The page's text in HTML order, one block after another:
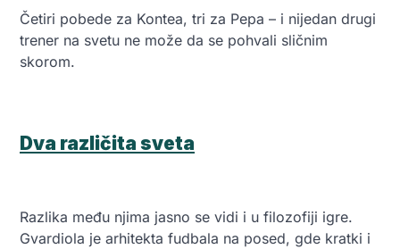
Četiri pobede za Kontea, tri za Pepa – i nijedan drugi
trener na svetu ne može da se pohvali sličnim
skorom.
Dva različita sveta
Razlika među njima jasno se vidi i u filozofiji igre.
Gvardiola je arhitekta fudbala na posed, gde kratki i